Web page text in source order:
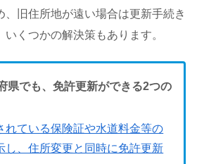
、旧住所地が遠い場合は更新手続き
くつかの解決策もあります。
県でも、免許更新ができる2つの
れている保険証や水道料金等の
し、住所変更と同時に免許更新